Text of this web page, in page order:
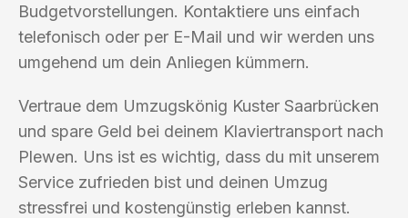
Budgetvorstellungen. Kontaktiere uns einfach
telefonisch oder per E-Mail und wir werden uns
umgehend um dein Anliegen kümmern.
Vertraue dem Umzugskönig Kuster Saarbrücken
und spare Geld bei deinem Klaviertransport nach
Plewen. Uns ist es wichtig, dass du mit unserem
Service zufrieden bist und deinen Umzug
stressfrei und kostengünstig erleben kannst.